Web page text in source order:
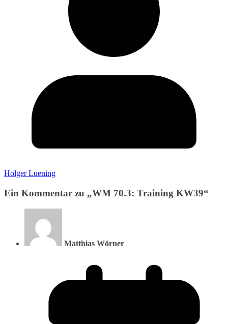
Holger Luening
Ein Kommentar zu „WM 70.3: Training KW39“
Matthias Wörner